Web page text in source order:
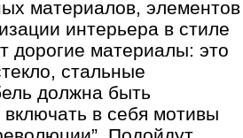
материалов, элементов
интерьера в стиле
дорогие материалы: это
стальные
должна быть
в себя мотивы